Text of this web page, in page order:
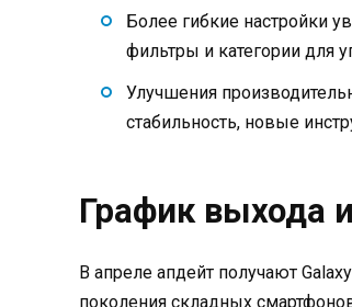
Более гибкие настройки
фильтры и категории для
Улучшения
стабильность, новые
График выхода
В апреле апдейт получают
поколения складных